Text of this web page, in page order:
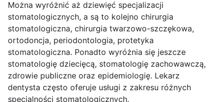
Można wyróżnić aż dziewięć specjalizacji
stomatologicznych, a są to kolejno chirurgia
stomatologiczna, chirurgia twarzowo-szczękowa,
ortodoncja, periodontologia, protetyka
stomatologiczna. Ponadto wyróżnia się jeszcze
stomatologię dziecięcą, stomatologię zachowawczą,
zdrowie publiczne oraz epidemiologię. Lekarz
dentysta często oferuje usługi z zakresu różnych
specjalności stomatologicznych.